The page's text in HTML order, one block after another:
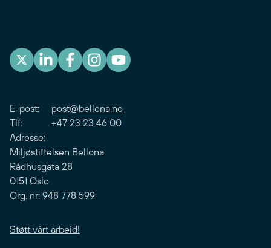
E-post: post@bellona.no
Tlf: +47 23 23 46 00
Adresse:
Miljøstiftelsen Bellona
Rådhusgata 28
0151 Oslo
Org. nr: 948 778 599
Støtt vårt arbeid!